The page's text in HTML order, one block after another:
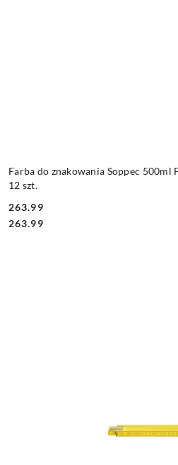
Farba do znakowania Soppec 500ml
12 szt.
Cena:
263.99
Cena:
263.99